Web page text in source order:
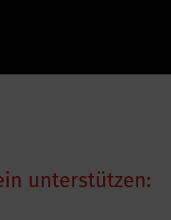
unterstützen: